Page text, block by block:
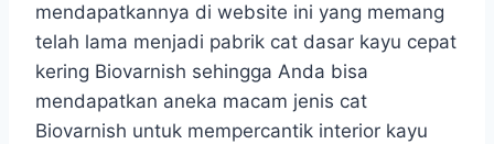
mendapatkannya di website ini yang memang
telah lama menjadi pabrik cat dasar kayu cepat
kering Biovarnish sehingga Anda bisa
mendapatkan aneka macam jenis cat
Biovarnish untuk mempercantik interior kayu